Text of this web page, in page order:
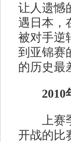
让人遗憾
遇日本，
被对手逆
到亚锦赛
的历史最
2010年
上赛季
开战的比